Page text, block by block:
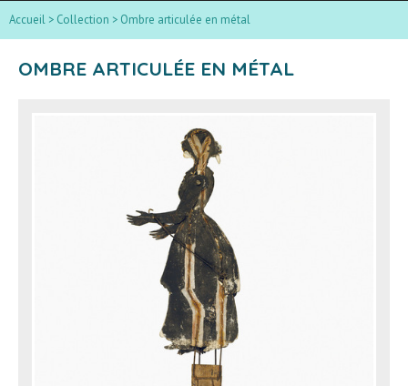
Accueil > Collection > Ombre articulée en métal
OMBRE ARTICULÉE EN MÉTAL